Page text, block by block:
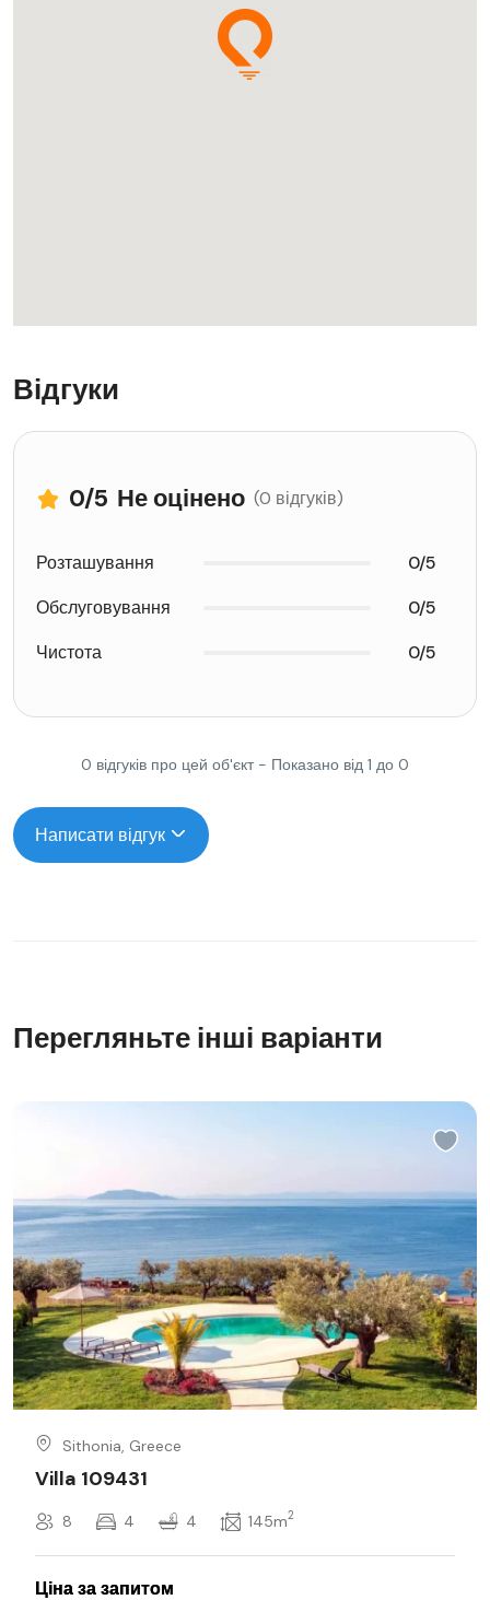
Відгуки
0/5 Не оцінено (0 відгуків)
Розташування
0/5
Обслуговування
0/5
Чистота
0/5
0 відгуків про цей об'єкт - Показано від 1 до 0
Написати відгук
Перегляньте інші варіанти
Sithonia, Greece
Villa 109431
8 4 4 145m2